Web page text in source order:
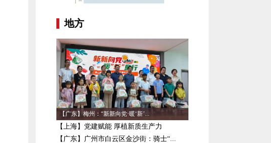
地方
【广东】梅州：“新新向党·暖‘新’...
【上海】党建赋能 厚植新质生产力
【广东】广州市白云区金沙街：骑士“...